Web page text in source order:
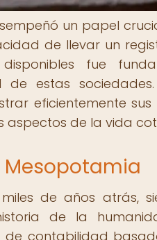
un papel
de llevar un
disponibles fue
de estas
eficientemente
aspectos de la vida
de años atrás,
de la
de contabilidad